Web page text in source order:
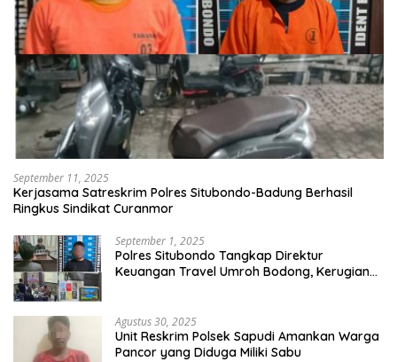
September 11, 2025
Kerjasama Satreskrim Polres Situbondo-Badung Berhasil
Ringkus Sindikat Curanmor
September 1, 2025
Polres Situbondo Tangkap Direktur
Keuangan Travel Umroh Bodong, Kerugian
Agustus 30, 2025
Unit Reskrim Polsek Sapudi Amankan Warga
Pancor yang Diduga Miliki Sabu